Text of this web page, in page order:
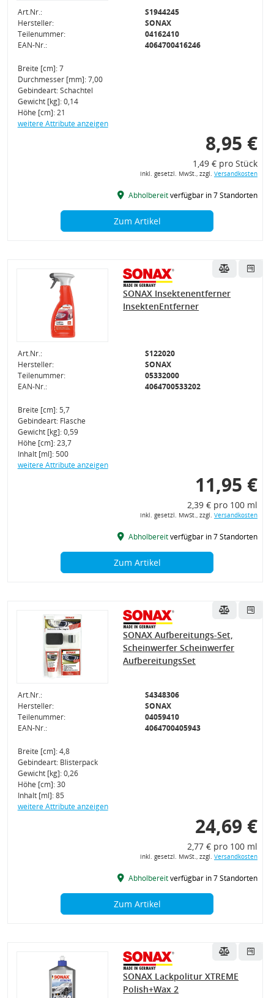
Art.Nr.:
S1944245
Hersteller:
SONAX
Teilenummer:
04162410
EAN-Nr.:
4064700416246
Breite [cm]: 7
Durchmesser [mm]: 7,00
Gebindeart: Schachtel
Gewicht [kg]: 0,14
Höhe [cm]: 21
weitere Attribute anzeigen
8,95 €
1,49 € pro Stück
inkl. gesetzl. MwSt., zzgl. Versandkosten
Abholbereitverfügbar in 7 Standorten
Zum Artikel
SONAX Insektenentferner
InsektenEntferner
Art.Nr.:
S122020
Hersteller:
SONAX
Teilenummer:
05332000
EAN-Nr.:
4064700533202
Breite [cm]: 5,7
Gebindeart: Flasche
Gewicht [kg]: 0,59
Höhe [cm]: 23,7
Inhalt [ml]: 500
weitere Attribute anzeigen
11,95 €
2,39 € pro 100 ml
inkl. gesetzl. MwSt., zzgl. Versandkosten
Abholbereitverfügbar in 7 Standorten
Zum Artikel
SONAX Aufbereitungs-Set,
Scheinwerfer Scheinwerfer
AufbereitungsSet
Art.Nr.:
S4348306
Hersteller:
SONAX
Teilenummer:
04059410
EAN-Nr.:
4064700405943
Breite [cm]: 4,8
Gebindeart: Blisterpack
Gewicht [kg]: 0,26
Höhe [cm]: 30
Inhalt [ml]: 85
weitere Attribute anzeigen
24,69 €
2,77 € pro 100 ml
inkl. gesetzl. MwSt., zzgl. Versandkosten
Abholbereitverfügbar in 7 Standorten
Zum Artikel
SONAX Lackpolitur XTREME
Polish+Wax 2